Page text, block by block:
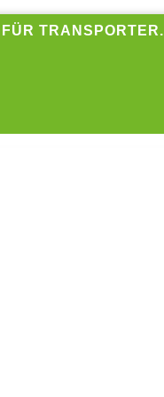
TRANSPORTER.